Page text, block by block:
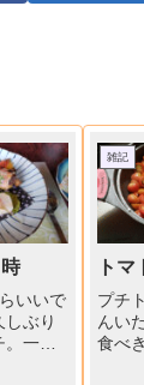
いいで
ぶり
。一口
雑記
ト
プチ
んい
食べ